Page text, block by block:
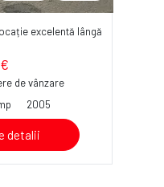
excelentă lângă
de vânzare
2005
detalii